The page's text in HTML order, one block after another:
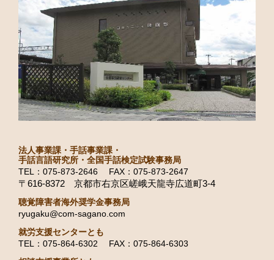
法人事業課・手話事業課・
手話言語研究所・全国手話検定試験事務局
TEL：075-873-2646 FAX：075-873-2647
〒616-8372 京都市右京区嵯峨天龍寺広道町3-4
聴覚障害者海外奨学金事務局
ryugaku@com-sagano.com
就労支援センターとも
TEL：075-864-6302 FAX：075-864-6303